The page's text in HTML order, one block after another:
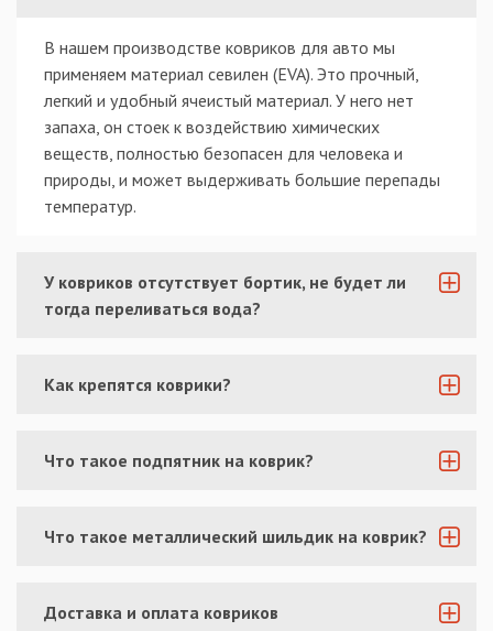
В нашем производстве ковриков для авто мы
применяем материал севилен (EVA). Это прочный,
легкий и удобный ячеистый материал. У него нет
запаха, он стоек к воздействию химических
веществ, полностью безопасен для человека и
природы, и может выдерживать большие перепады
температур.
У ковриков отсутствует бортик, не будет ли
тогда переливаться вода?
Как крепятся коврики?
Что такое подпятник на коврик?
Что такое металлический шильдик на коврик?
Доставка и оплата ковриков